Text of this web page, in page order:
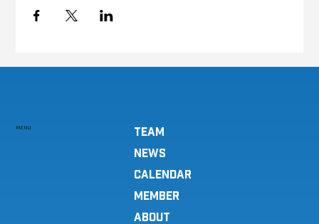
MENU
TEAM
NEWS
CALENDAR
MEMBER
ABOUT